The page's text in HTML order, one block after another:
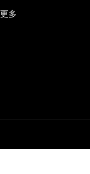
更多